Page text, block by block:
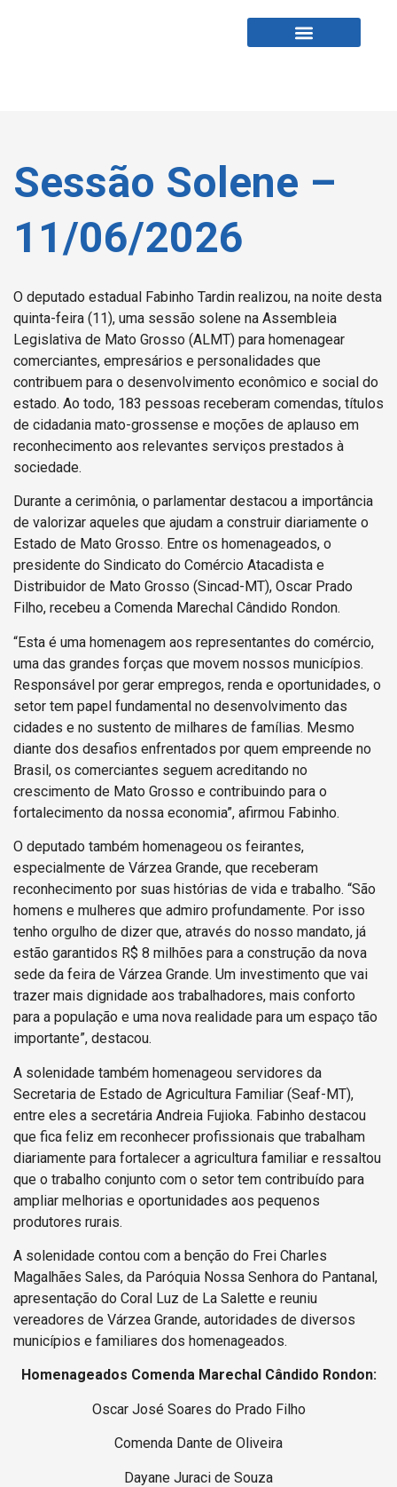
Sessão Solene –
11/06/2026
O deputado estadual Fabinho Tardin realizou, na noite desta
quinta-feira (11), uma sessão solene na Assembleia
Legislativa de Mato Grosso (ALMT) para homenagear
comerciantes, empresários e personalidades que
contribuem para o desenvolvimento econômico e social do
estado. Ao todo, 183 pessoas receberam comendas, títulos
de cidadania mato-grossense e moções de aplauso em
reconhecimento aos relevantes serviços prestados à
sociedade.
Durante a cerimônia, o parlamentar destacou a importância
de valorizar aqueles que ajudam a construir diariamente o
Estado de Mato Grosso. Entre os homenageados, o
presidente do Sindicato do Comércio Atacadista e
Distribuidor de Mato Grosso (Sincad-MT), Oscar Prado
Filho, recebeu a Comenda Marechal Cândido Rondon.
“Esta é uma homenagem aos representantes do comércio,
uma das grandes forças que movem nossos municípios.
Responsável por gerar empregos, renda e oportunidades, o
setor tem papel fundamental no desenvolvimento das
cidades e no sustento de milhares de famílias. Mesmo
diante dos desafios enfrentados por quem empreende no
Brasil, os comerciantes seguem acreditando no
crescimento de Mato Grosso e contribuindo para o
fortalecimento da nossa economia”, afirmou Fabinho.
O deputado também homenageou os feirantes,
especialmente de Várzea Grande, que receberam
reconhecimento por suas histórias de vida e trabalho. “São
homens e mulheres que admiro profundamente. Por isso
tenho orgulho de dizer que, através do nosso mandato, já
estão garantidos R$ 8 milhões para a construção da nova
sede da feira de Várzea Grande. Um investimento que vai
trazer mais dignidade aos trabalhadores, mais conforto
para a população e uma nova realidade para um espaço tão
importante”, destacou.
A solenidade também homenageou servidores da
Secretaria de Estado de Agricultura Familiar (Seaf-MT),
entre eles a secretária Andreia Fujioka. Fabinho destacou
que fica feliz em reconhecer profissionais que trabalham
diariamente para fortalecer a agricultura familiar e ressaltou
que o trabalho conjunto com o setor tem contribuído para
ampliar melhorias e oportunidades aos pequenos
produtores rurais.
A solenidade contou com a benção do Frei Charles
Magalhães Sales, da Paróquia Nossa Senhora do Pantanal,
apresentação do Coral Luz de La Salette e reuniu
vereadores de Várzea Grande, autoridades de diversos
municípios e familiares dos homenageados.
Homenageados Comenda Marechal Cândido Rondon:
Oscar José Soares do Prado Filho
Comenda Dante de Oliveira
Dayane Juraci de Souza